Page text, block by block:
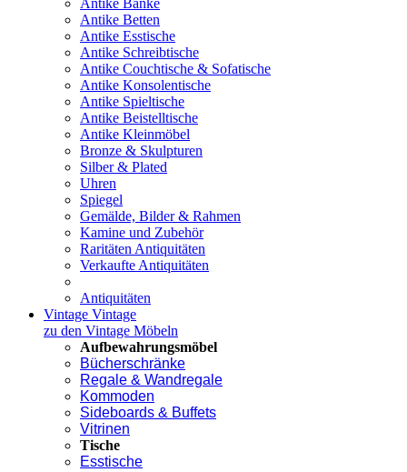
Antike Bänke
Antike Betten
Antike Esstische
Antike Schreibtische
Antike Couchtische & Sofatische
Antike Konsolentische
Antike Spieltische
Antike Beistelltische
Antike Kleinmöbel
Bronze & Skulpturen
Silber & Plated
Uhren
Spiegel
Gemälde, Bilder & Rahmen
Kamine und Zubehör
Raritäten Antiquitäten
Verkaufte Antiquitäten
Antiquitäten
Vintage Vintage
zu den Vintage Möbeln
Aufbewahrungsmöbel
Bücherschränke
Regale & Wandregale
Kommoden
Sideboards & Buffets
Vitrinen
Tische
Esstische